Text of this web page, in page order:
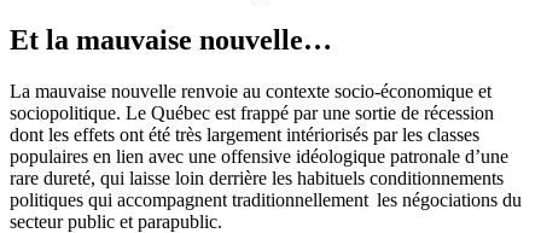
Et la mauvaise nouvelle…
La mauvaise nouvelle renvoie au contexte socio-économique et
sociopolitique. Le Québec est frappé par une sortie de récession
dont les effets ont été très largement intériorisés par les classes
populaires en lien avec une offensive idéologique patronale d’une
rare dureté, qui laisse loin derrière les habituels conditionnements
politiques qui accompagnent traditionnellement les négociations du
secteur public et parapublic.